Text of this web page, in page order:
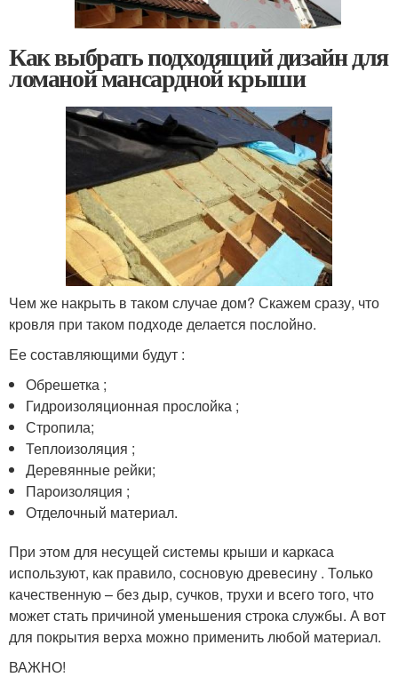
Как выбрать подходящий дизайн для
ломаной мансардной крыши
Чем же накрыть в таком случае дом? Скажем сразу, что
кровля при таком подходе делается послойно.
Ее составляющими будут :
Обрешетка ;
Гидроизоляционная прослойка ;
Стропила;
Теплоизоляция ;
Деревянные рейки;
Пароизоляция ;
Отделочный материал.
При этом для несущей системы крыши и каркаса
используют, как правило, сосновую древесину . Только
качественную – без дыр, сучков, трухи и всего того, что
может стать причиной уменьшения строка службы. А вот
для покрытия верха можно применить любой материал.
ВАЖНО!